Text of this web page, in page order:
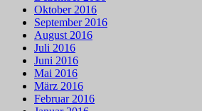
Oktober 2016
September 2016
August 2016
Juli 2016
Juni 2016
Mai 2016
März 2016
Februar 2016